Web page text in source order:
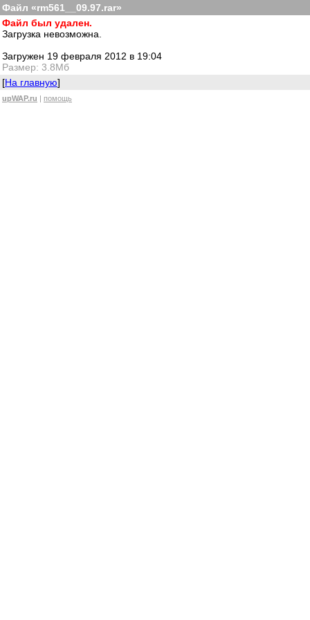
Файл «rm561__09.97.rar»
Файл был удален.
Загрузка невозможна.
Загружен 19 февраля 2012 в 19:04
Размер: 3.8Мб
[На главную]
upWAP.ru | помощь